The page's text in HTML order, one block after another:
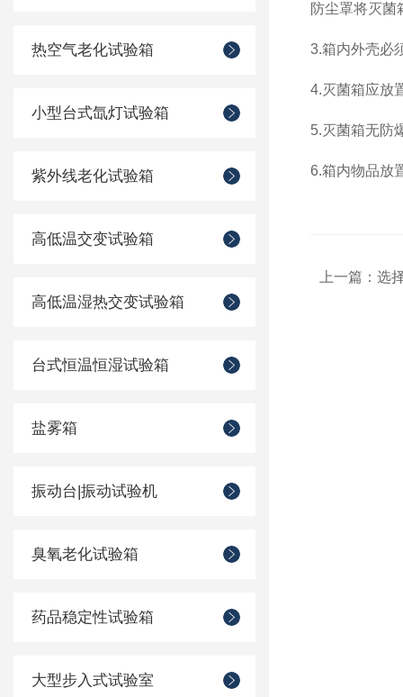
热空气老化试验箱
小型台式氙灯试验箱
紫外线老化试验箱
高低温交变试验箱
高低温湿热交变试验箱
台式恒温恒湿试验箱
盐雾箱
振动台|振动试验机
臭氧老化试验箱
药品稳定性试验箱
大型步入式试验室
防尘罩将灭菌
3.箱内外壳必
4.灭菌箱应放
5.灭菌箱无防
6.箱内物品放
上一篇： 选